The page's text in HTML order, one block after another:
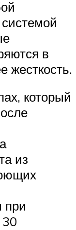
в
жесткость.
который
из
при